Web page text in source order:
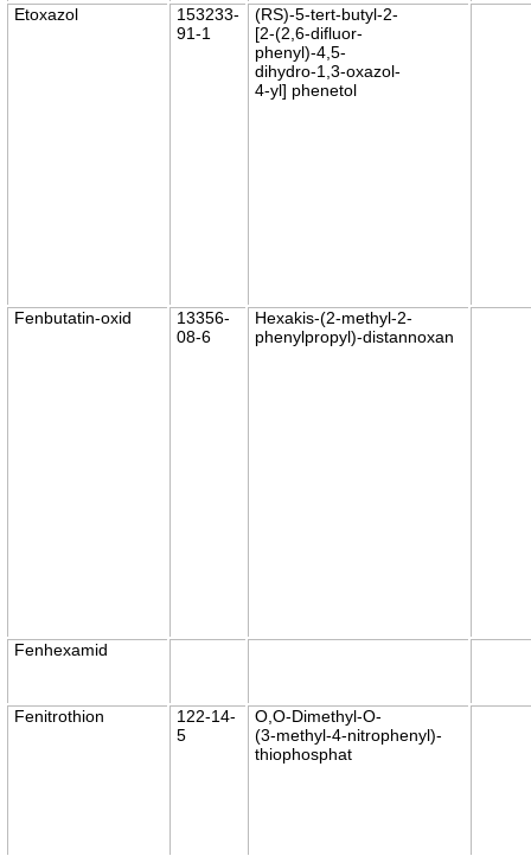
Etoxazol
153233-
91-1
(RS)-5-tert-butyl-2-
[2-(2,6-difluor-
phenyl)-4,5-
dihydro-1,3-oxazol-
4-yl] phenetol
Fenbutatin-oxid
13356-
08-6
Hexakis-(2-methyl-2-
phenylpropyl)-distannoxan
Fenhexamid
Fenitrothion
122-14-
5
O,O-Dimethyl-O-
(3-methyl-4-nitrophenyl)-
thiophosphat